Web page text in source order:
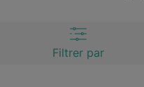
Filtrer par